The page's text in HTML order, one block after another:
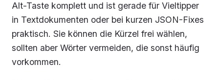
Alt-Taste komplett und ist gerade für Vieltipper
in Textdokumenten oder bei kurzen JSON-Fixes
praktisch. Sie können die Kürzel frei wählen,
sollten aber Wörter vermeiden, die sonst häufig
vorkommen.